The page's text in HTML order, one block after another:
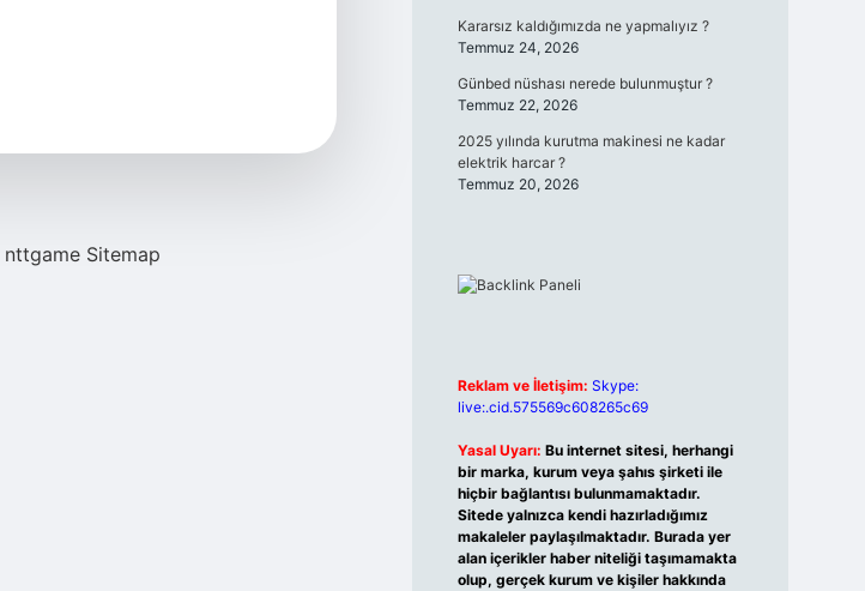
nttgame Sitemap
Kararsız kaldığımızda ne yapmalıyız ?
Temmuz 24, 2026
Günbed nüshası nerede bulunmuştur ?
Temmuz 22, 2026
2025 yılında kurutma makinesi ne kadar
elektrik harcar ?
Temmuz 20, 2026
Reklam ve İletişim: Skype:
live:.cid.575569c608265c69
Yasal Uyarı: Bu internet sitesi, herhangi
bir marka, kurum veya şahıs şirketi ile
hiçbir bağlantısı bulunmamaktadır.
Sitede yalnızca kendi hazırladığımız
makaleler paylaşılmaktadır. Burada yer
alan içerikler haber niteliği taşımamakta
olup, gerçek kurum ve kişiler hakkında